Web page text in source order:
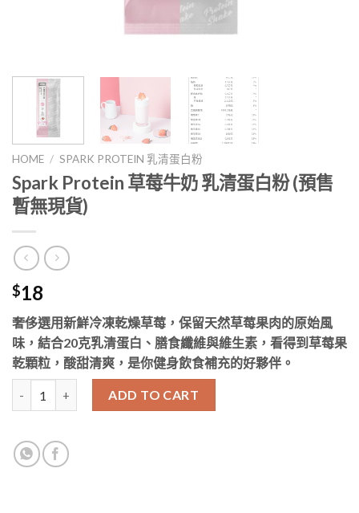
HOME / SPARK PROTEIN 乳清蛋白粉
Spark Protein 草莓牛奶 乳清蛋白粉 (預售
暫無現貨)
$18
奢侈選用新鮮冷凍乾燥草莓，保留天然草莓果肉的原始風
味，結合20克乳清蛋白、膳食纖維與維生素，看得到草莓果
乾顆粒，酸甜清爽，是你健身飲食補充的好夥伴。
ADD TO CART